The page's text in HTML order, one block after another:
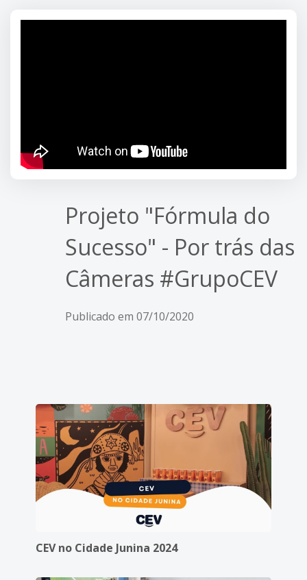
Projeto "Fórmula do
Sucesso" - Por trás das
Câmeras #GrupoCEV
Publicado em 07/10/2020
CEV no Cidade Junina 2024